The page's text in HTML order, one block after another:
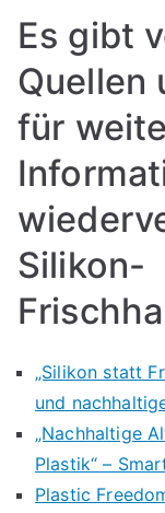
Es gibt
Quellen
für
Silikon-
„Silikon statt
und
„Nachhaltige
Plastik“ –
Plastic